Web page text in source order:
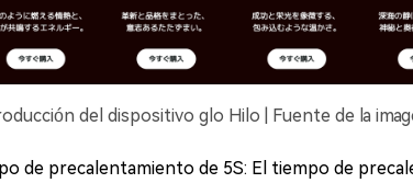
del dispositivo glo Hilo | Fuente de la
de precalentamiento de 5S: El tiempo de